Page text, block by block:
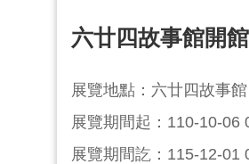
六廿四故事館開
展覽地點：六廿四故事館
展覽期間起：110-10-06
展覽期間訖：115-12-01